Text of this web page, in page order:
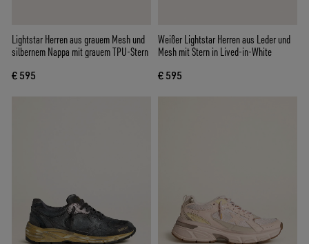
Lightstar Herren aus grauem Mesh und
silbernem Nappa mit grauem TPU-Stern
€ 595
Weißer Lightstar Herren aus Leder und
Mesh mit Stern in Lived-in-White
€ 595